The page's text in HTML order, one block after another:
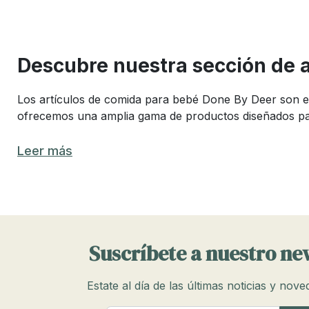
Descubre nuestra sección de
Los artículos de comida para bebé Done By Deer son
ofrecemos una amplia gama de productos diseñados
Los mejores artículos de comida
Cada uno de estos productos cumple una función
Leer más
Suscríbete a nuestro
Estate al día de las últimas noticias y